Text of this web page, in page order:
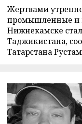
Жертвами
промышленные и
Нижнекамске
Таджикистана,
Татарстана